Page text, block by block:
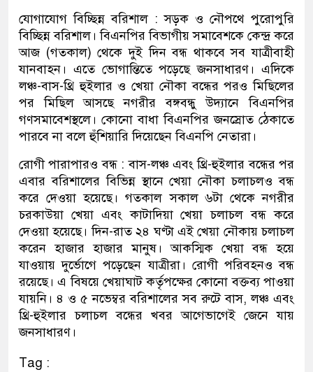
যোগাযোগ বিচ্ছিন্ন বরিশাল : সড়ক ও নৌপথে পুরোপুরি
বিচ্ছিন্ন বরিশাল। বিএনপির বিভাগীয় সমাবেশকে কেন্দ্র করে
আজ (গতকাল) থেকে দুই দিন বন্ধ থাকবে সব যাত্রীবাহী
যানবাহন। এতে ভোগান্তিতে পড়েছে জনসাধারণ। এদিকে
লঞ্চ-বাস-থ্রি হুইলার ও খেয়া নৌকা বন্ধের পরও মিছিলের
পর মিছিল আসছে নগরীর বঙ্গবন্ধু উদ্যানে বিএনপির
গণসমাবেশস্থলে। কোনো বাধা বিএনপির জনস্রোত ঠেকাতে
পারবে না বলে হুঁশিয়ারি দিয়েছেন বিএনপি নেতারা।
রোগী পারাপারও বন্ধ : বাস-লঞ্চ এবং থ্রি-হুইলার বন্ধের পর
এবার বরিশালের বিভিন্ন স্থানে খেয়া নৌকা চলাচলও বন্ধ
করে দেওয়া হয়েছে। গতকাল সকাল ৬টা থেকে নগরীর
চরকাউয়া খেয়া এবং কাটাদিয়া খেয়া চলাচল বন্ধ করে
দেওয়া হয়েছে। দিন-রাত ২৪ ঘণ্টা এই খেয়া নৌকায় চলাচল
করেন হাজার হাজার মানুষ। আকস্মিক খেয়া বন্ধ হয়ে
যাওয়ায় দুর্ভোগে পড়েছেন যাত্রীরা। রোগী পরিবহনও বন্ধ
রয়েছে। এ বিষয়ে খেয়াঘাট কর্তৃপক্ষের কোনো বক্তব্য পাওয়া
যায়নি। ৪ ও ৫ নভেম্বর বরিশালের সব রুটে বাস, লঞ্চ এবং
থ্রি-হুইলার চলাচল বন্ধের খবর আগেভাগেই জেনে যায়
জনসাধারণ।
Tag :